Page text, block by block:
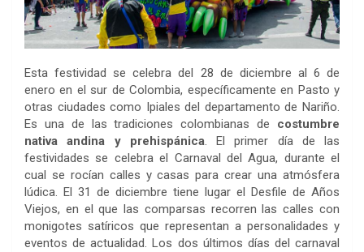
Esta festividad se celebra del 28 de diciembre al 6 de
enero en el sur de Colombia, específicamente en Pasto y
otras ciudades como Ipiales del departamento de Nariño.
Es una de las tradiciones colombianas de costumbre
nativa andina y prehispánica. El primer día de las
festividades se celebra el Carnaval del Agua, durante el
cual se rocían calles y casas para crear una atmósfera
lúdica. El 31 de diciembre tiene lugar el Desfile de Años
Viejos, en el que las comparsas recorren las calles con
monigotes satíricos que representan a personalidades y
eventos de actualidad. Los dos últimos días del carnaval